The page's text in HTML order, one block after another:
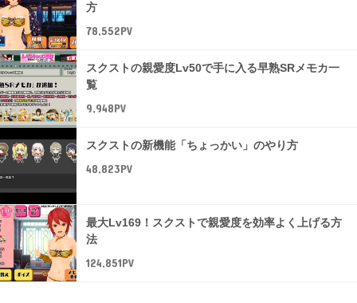
方
78,552PV
スクストの親愛度Lv50で手に入る早熟SRメモカ一
覧
9,948PV
スクストの新機能「ちょっかい」のやり方
48,823PV
最大Lv169！スクストで親愛度を効率よく上げる方
法
124,851PV